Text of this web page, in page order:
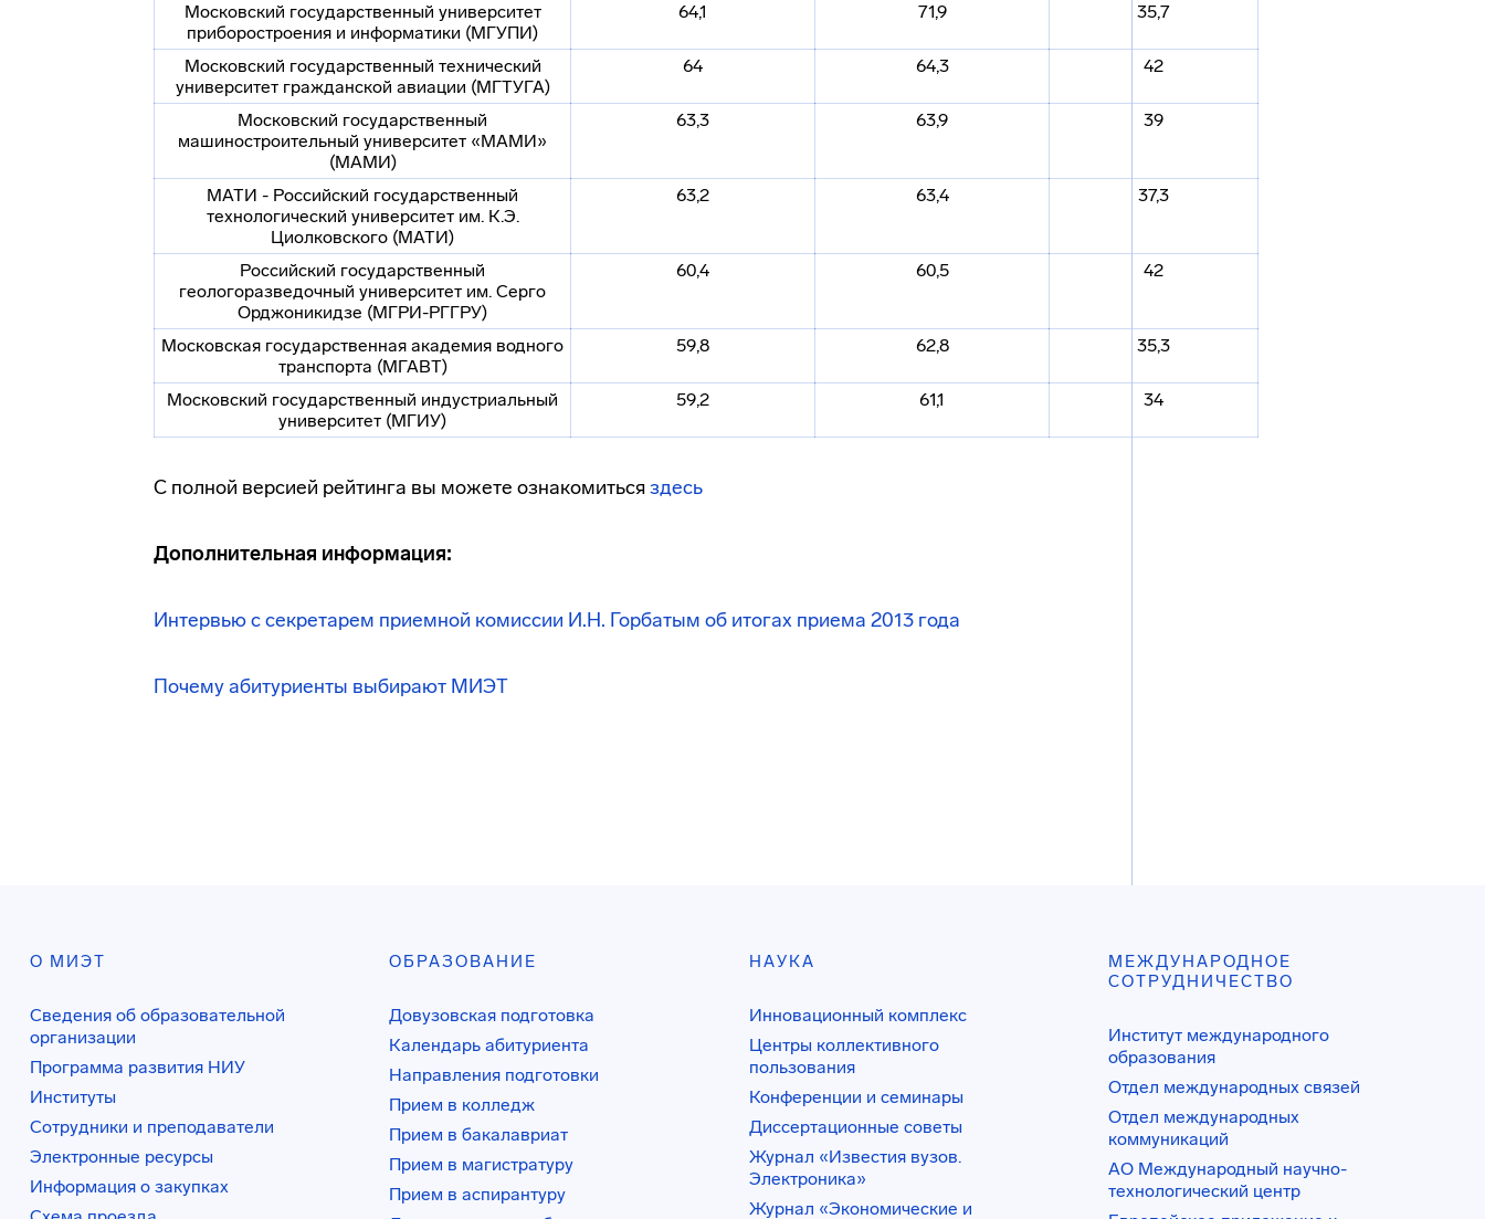
Московский государственный университет
приборостроения и информатики (МГУПИ)
64,1 71,9 35,7
Московский государственный технический
университет гражданской авиации (МГТУГА)
64 64,3 42
Московский государственный
машиностроительный университет «МАМИ»
(МАМИ)
63,3 63,9 39
МАТИ - Российский государственный
технологический университет им. К.Э.
Циолковского (МАТИ)
63,2 63,4 37,3
Российский государственный
геологоразведочный университет им. Серго
Орджоникидзе (МГРИ-РГГРУ)
60,4 60,5 42
Московская государственная академия водного
транспорта (МГАВТ)
59,8 62,8 35,3
Московский государственный индустриальный
университет (МГИУ)
59,2 61,1 34
С полной версией рейтинга вы можете ознакомитьсяздесь
Дополнительная информация:
Интервью с секретарем приемной комиссии И.Н. Горбатым об итогах приема 2013 года
Почему абитуриенты выбирают МИЭТ
О МИЭТ
Сведения об образовательной
организации
Программа развития НИУ
Институты
Сотрудники и преподаватели
Электронные ресурсы
Информация о закупках
ОБРАЗОВАНИЕ
Довузовская подготовка
Календарь абитуриента
Направления подготовки
Прием в колледж
Прием в бакалавриат
Прием в магистратуру
Прием в аспирантуру
НАУКА
Инновационный комплекс
Центры коллективного
пользования
Конференции и семинары
Диссертационные советы
Журнал «Известия вузов.
Электроника»
Журнал «Экономические и
МЕЖДУНАРОДНОЕ
СОТРУДНИЧЕСТВО
Институт международного
образования
Отдел международных связей
Отдел международных
коммуникаций
АО Международный научно-
технологический центр